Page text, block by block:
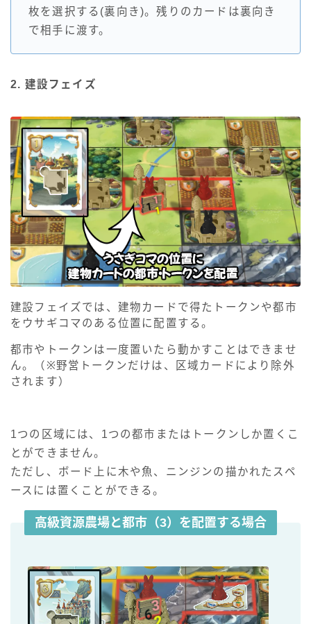
枚を選択する(裏向き)。残りのカードは裏向き
で相手に渡す。
2. 建設フェイズ
建設フェイズでは、建物カードで得たトークンや都市
をウサギコマのある位置に配置する。
都市やトークンは一度置いたら動かすことはできませ
ん。（※野営トークンだけは、区域カードにより除外
されます）
1つの区域には、1つの都市またはトークンしか置くこ
とができません。
ただし、ボード上に木や魚、ニンジンの描かれたスペ
ースには置くことができる。
高級資源農場と都市（3）を配置する場合